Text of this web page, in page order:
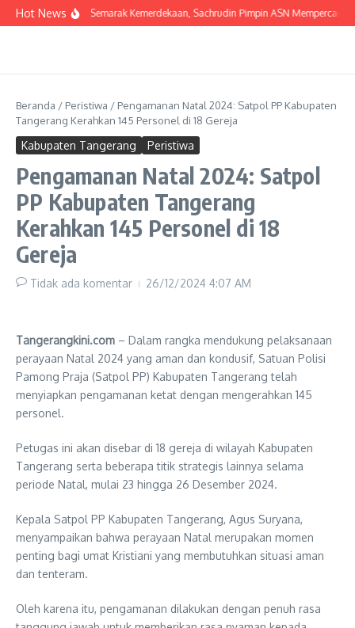
Lewati ke konten
Hot News Semarak Kemerdekaan, Sachrudin Pimpin ASN
Beranda / Peristiwa / Pengamanan Natal 2024: Satpol PP Kabupaten
Tangerang Kerahkan 145 Personel di 18 Gereja
Kabupaten Tangerang Peristiwa
Pengamanan Natal 2024: Satpol
PP Kabupaten Tangerang
Kerahkan 145 Personel di 18
Gereja
Tidak ada komentar 26/12/2024 4:07 AM
Tangerangkini.com – Dalam rangka mendukung pelaksanaan
perayaan Natal 2024 yang aman dan kondusif, Satuan Polisi
Pamong Praja (Satpol PP) Kabupaten Tangerang telah
menyiapkan pengamanan ketat dengan mengerahkan 145
personel.
Petugas ini akan disebar di 18 gereja di wilayah Kabupaten
Tangerang serta beberapa titik strategis lainnya selama
periode Natal, mulai 23 hingga 26 Desember 2024.
Kepala Satpol PP Kabupaten Tangerang, Agus Suryana,
menyampaikan bahwa perayaan Natal merupakan momen
penting bagi umat Kristiani yang membutuhkan situasi aman
dan tenteram.
Oleh karena itu, pengamanan dilakukan dengan penuh rasa